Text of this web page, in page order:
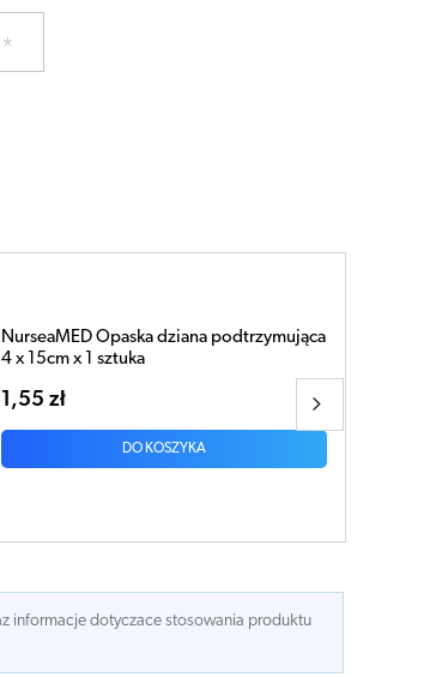
APTEO CARE Opaska elastyczna tkana z
zapinką 5m x 8cm x 1 sztuka
informacje dotyczace stosowania produktu